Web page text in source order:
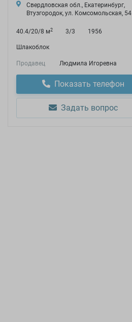
Свердловская обл., Екатеринбург,
Втузгородок, ул. Комсомольская, 54
40.4/20/8 м2 3/3 1956
Шлакоблок
Продавец Людмила Игоревна
Показать телефон
Задать вопрос